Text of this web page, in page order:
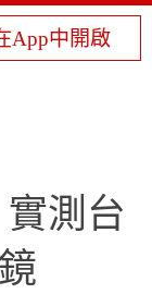
App中開啟
測台